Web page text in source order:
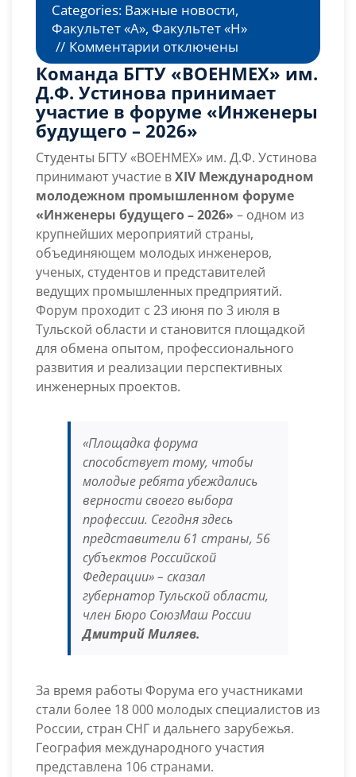
Categories: Важные новости,
Факультет «А», Факультет «Н»
// Комментарии к
записи
Команда
БГТУ
«ВОЕНМЕХ»
им.
Д.Ф.
Устинова
принимает
участие
в
форуме
«Инженеры
будущего
–
2026»
отключены
Команда БГТУ «ВОЕНМЕХ» им.
Д.Ф. Устинова принимает
участие в форуме «Инженеры
будущего – 2026»
Студенты БГТУ «ВОЕНМЕХ» им. Д.Ф. Устинова
принимают участие вXIV Международном
молодежном промышленном форуме
«Инженеры будущего – 2026» – одном из
крупнейших мероприятий страны,
объединяющем молодых инженеров,
ученых, студентов и представителей
ведущих промышленных предприятий.
Форум проходит с 23 июня по 3 июля в
Тульской области и становится площадкой
для обмена опытом, профессионального
развития и реализации перспективных
инженерных проектов.
«Площадка форума
способствует тому, чтобы
молодые ребята убеждались
верности своего выбора
профессии. Сегодня здесь
представители 61 страны, 56
субъектов Российской
Федерации»– сказал
губернатор Тульской области,
член Бюро СоюзМаш России
Дмитрий Миляев.
За время работы Форума его участниками
стали более 18 000 молодых специалистов из
России, стран СНГ и дальнего зарубежья.
География международного участия
представлена 106 странами.